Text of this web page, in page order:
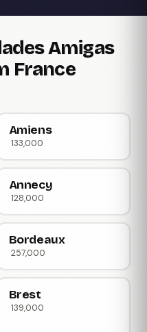
Amigas
France
Amiens
133,000
Annecy
128,000
Bordeaux
257,000
Brest
139,000